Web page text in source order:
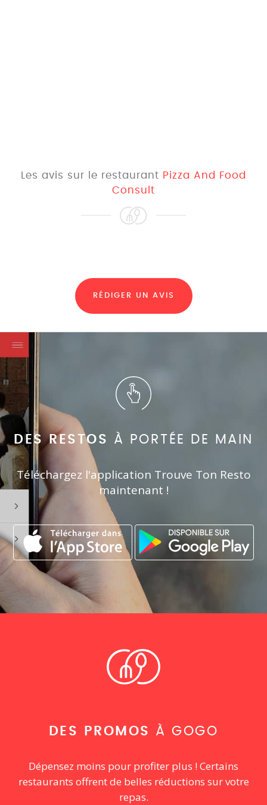
Les avis sur le restaurant Pizza And Food
Consult
RÉDIGER UN AVIS
DES RESTOS À PORTÉE DE MAIN
Téléchargez l'application Trouve Ton Resto
maintenant !
DES PROMOS À GOGO
Dépensez moins pour profiter plus ! Certains
restaurants offrent de belles réductions sur votre
repas.